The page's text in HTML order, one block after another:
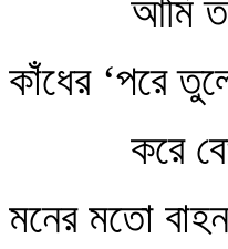
আমি
কাঁধের ‘পরে
করে
মনের মতো